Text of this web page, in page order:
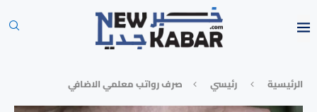
الرئيسية رئيسي صرف رواتب معلمي الاضافي